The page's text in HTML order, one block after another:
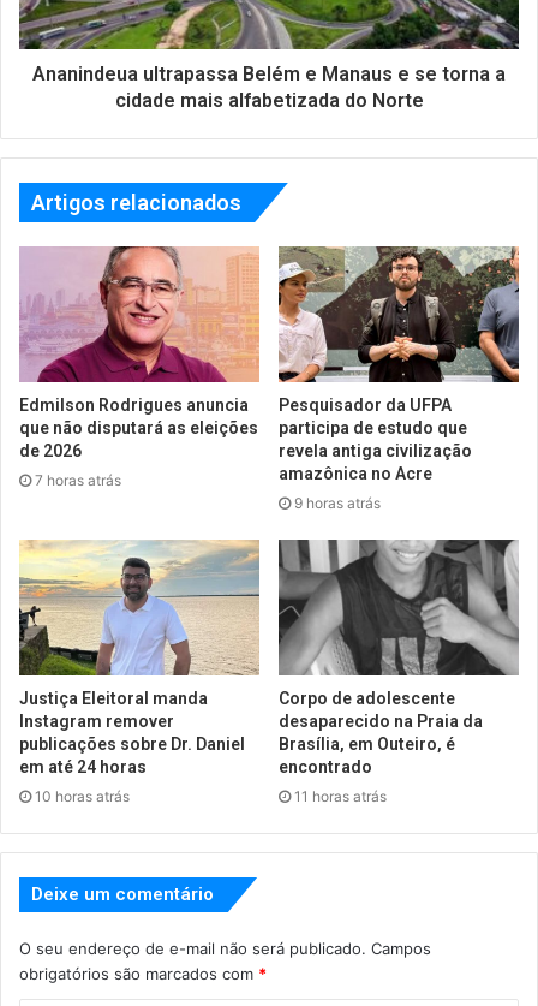
Ananindeua ultrapassa Belém e Manaus e se torna a
cidade mais alfabetizada do Norte
Artigos relacionados
Edmilson Rodrigues anuncia
que não disputará as eleições
de 2026
7 horas atrás
Pesquisador da UFPA
participa de estudo que
revela antiga civilização
amazônica no Acre
9 horas atrás
Justiça Eleitoral manda
Instagram remover
publicações sobre Dr. Daniel
em até 24 horas
10 horas atrás
Corpo de adolescente
desaparecido na Praia da
Brasília, em Outeiro, é
encontrado
11 horas atrás
Deixe um comentário
O seu endereço de e-mail não será publicado. Campos
obrigatórios são marcados com *